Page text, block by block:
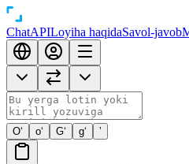
ChatAPILoyiha haqidaSavol-javob
O‘ o‘ G‘ g‘ ’